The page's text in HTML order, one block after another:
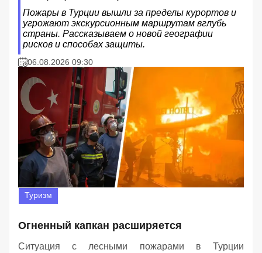
Пожары в Турции вышли за пределы курортов и
угрожают экскурсионным маршрутам вглубь
страны. Рассказываем о новой географии
рисков и способах защиты.
06.08.2026 09:30
Туризм
Огненный капкан расширяется
Ситуация с лесными пожарами в Турции